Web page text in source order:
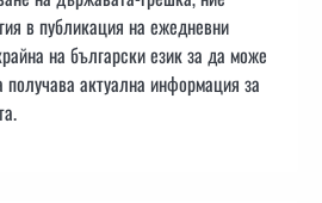
в публикация на ежедневни
на български език за да може
получава актуална информация за